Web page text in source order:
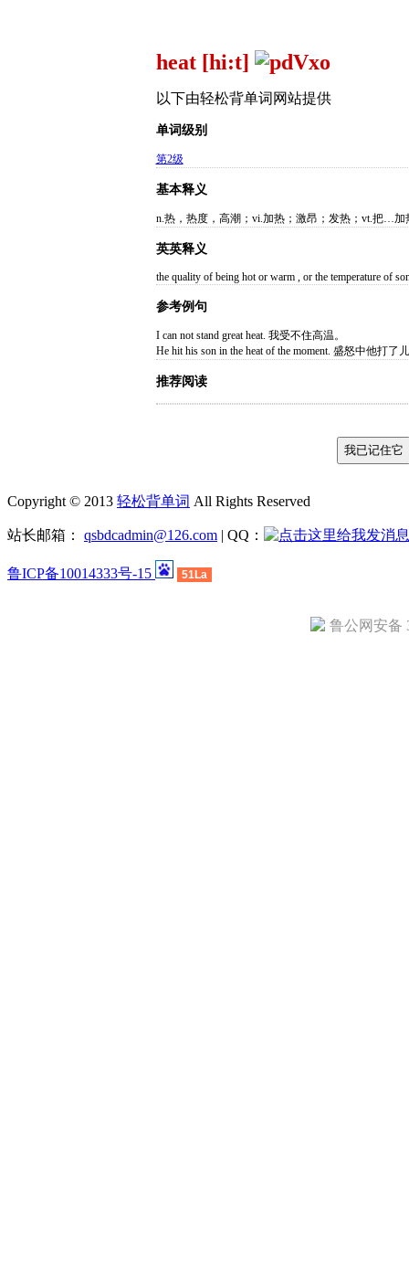
heat [hi:t]
以下由轻松背单词网站提供
单词级别
第2级
基本释义
n.热，热度，高潮；vi.加热；激昂；发热；vt.把…加
英英释义
the quality of being hot or warm , or the temperature of
参考例句
I can not stand great heat. 我受不住高温。
He hit his son in the heat of the moment. 盛怒中他打了
推荐阅读
Copyright © 2013 轻松背单词 All Rights Reserved
站长邮箱： qsbdcadmin@126.com | QQ：
鲁ICP备10014333号-15 51La
鲁公网安备